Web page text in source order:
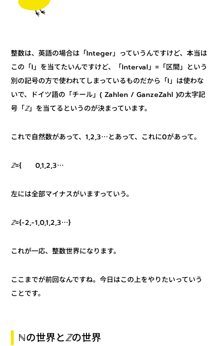
整数は、英語の場合は「Integer」っていうんですけど、本当は
この「I」を当てたいんですけど、「Interval」=「区間」という
別の記号の方で使われてしまっているものだから「I」は使わな
いで、ドイツ語の「チール」( Zahlen / GanzeZahl )の太字記
号「ℤ」を当てるというのが決まっています。
これで自然数があって、1,2,3⋯とあって、これに0があって。
ℤ={ 0,1,2,3⋯
左には全部マイナスがいますっていう。
ℤ={-2,-1,0,1,2,3⋯}
これが一応、整数世界になります。
ここまでが前回なんですね。今日はこの上をやりたいっていう
ことです。
ℕの世界とℤの世界